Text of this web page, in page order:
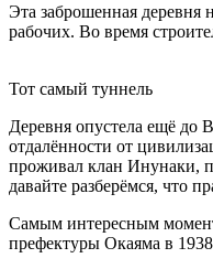
Эта заброшенная деревня
рабочих. Во время
Тот самый туннель
Деревня опустела ещё до
отдалённости от
проживал клан Инунаки,
давайте разберёмся, что
Самым интересным
префектуры Окаяма в